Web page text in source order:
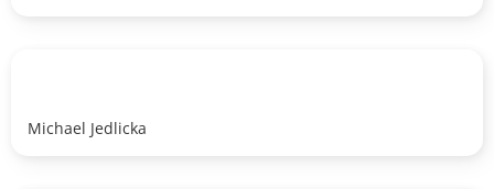
durch Anekdoten und Zitate von Ludwig Hirsch. Die
Verführung zum Träumen, Staunen und Lächeln ist
Michael Jedlicka